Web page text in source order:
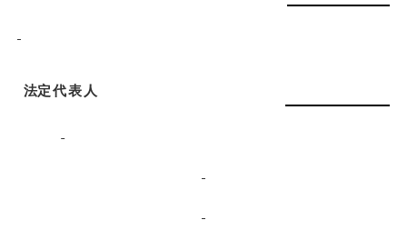
法定代表 人